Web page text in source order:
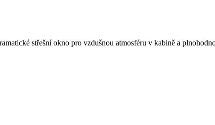
střešní okno pro vzdušnou atmosféru v kabině a